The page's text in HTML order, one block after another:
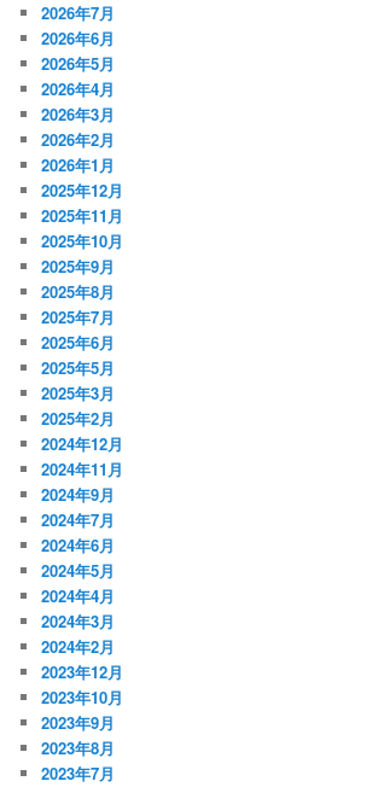
2026年7月
2026年6月
2026年5月
2026年4月
2026年3月
2026年2月
2026年1月
2025年12月
2025年11月
2025年10月
2025年9月
2025年8月
2025年7月
2025年6月
2025年5月
2025年3月
2025年2月
2024年12月
2024年11月
2024年9月
2024年7月
2024年6月
2024年5月
2024年4月
2024年3月
2024年2月
2023年12月
2023年10月
2023年9月
2023年8月
2023年7月